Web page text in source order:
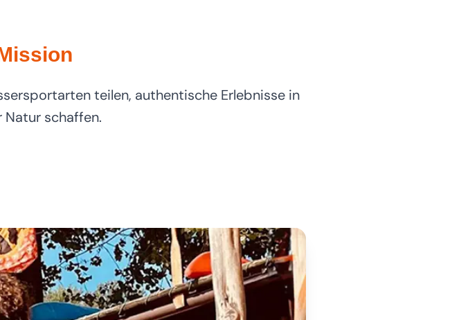
teilen, authentische Erlebnisse in
schaffen.